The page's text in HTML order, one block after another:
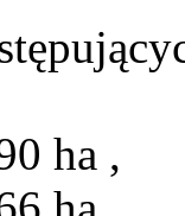
ha ,